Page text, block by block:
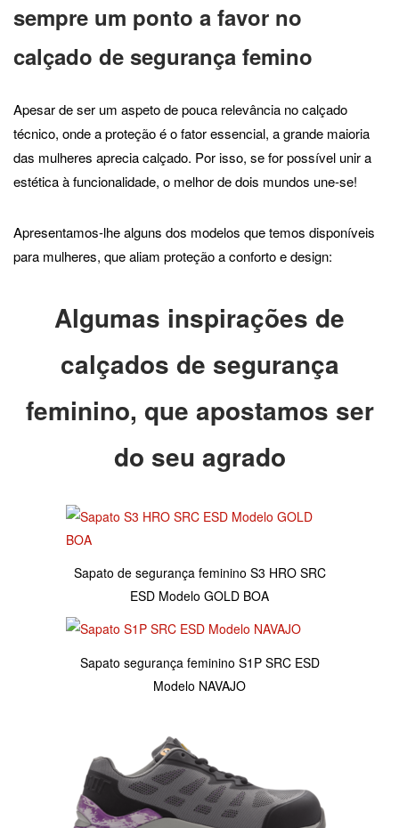
sempre um ponto a favor no
calçado de segurança femino
Apesar de ser um aspeto de pouca relevância no calçado
técnico, onde a proteção é o fator essencial, a grande maioria
das mulheres aprecia calçado. Por isso, se for possível unir a
estética à funcionalidade, o melhor de dois mundos une-se!
Apresentamos-lhe alguns dos modelos que temos disponíveis
para mulheres, que aliam proteção a conforto e design:
Algumas inspirações de
calçados de segurança
feminino, que apostamos ser
do seu agrado
Sapato de segurança feminino S3 HRO SRC
ESD Modelo GOLD BOA
Sapato segurança feminino S1P SRC ESD
Modelo NAVAJO